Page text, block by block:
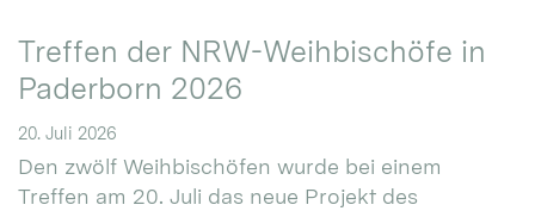
Treffen der NRW-Weihbischöfe in
Paderborn 2026
20. Juli 2026
Den zwölf Weihbischöfen wurde bei einem
Treffen am 20. Juli das neue Projekt des